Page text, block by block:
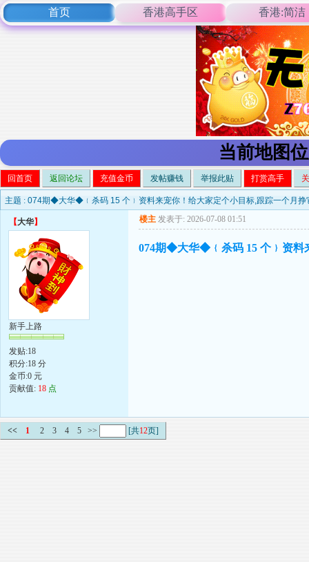
首页 香港高手区 香港:简洁
当前地图
回首页 返回论坛 充值金币 发帖赚钱 举报此贴 打赏高手
主题 : 074期◆大华◆﹛杀码 15 个﹜资料来宠你！给大家定个小目标,跟踪一个月挣
【大华】
新手上路
发贴:18
积分:18 分
金币:0 元
贡献值: 18 点
楼主 发表于: 2026-07-08 01:51
074期◆大华◆﹛杀码 15 个﹜资料
<< 1 2 3 4 5 >> [共12页]